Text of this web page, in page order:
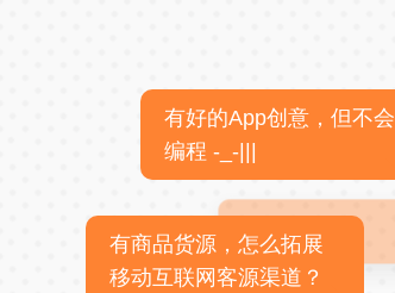
有好的App创意，但不会
编程 -_-|||
有商品货源，怎么拓展
移动互联网客源渠道？